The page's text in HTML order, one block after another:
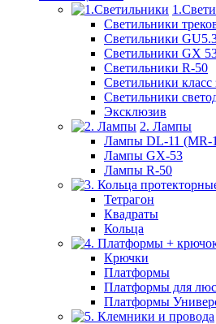
Светильники
Светильники
Светильники GX
Светильники R-50
Светильники
Светильники
Эксклюзив
2. Лампы
Лампы DL-11 (MR-
Лампы GX-53
Лампы R-50
Тетрагон
Квадраты
Кольца
Крючки
Платформы
Платформы для
Платформы